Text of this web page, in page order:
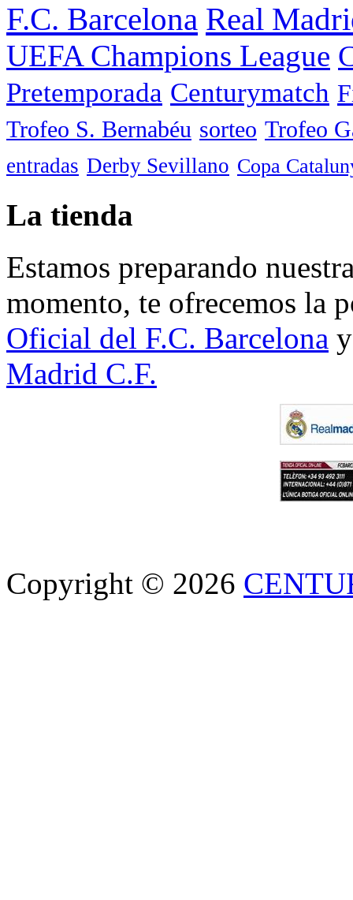
F.C. Barcelona Real
UEFA Champions League
Pretemporada Centurymatch
Trofeo S. Bernabéu sorteo Trofeo
entradas Derby Sevillano Copa
La tienda
Estamos preparando
momento, te ofrecemos la
Oficial del F.C. Barcelona
Madrid C.F.
Copyright © 2026